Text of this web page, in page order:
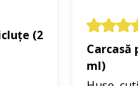
sau închideri cu
(2
ml)